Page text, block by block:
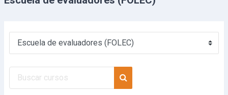
Categorías
Buscar cursos